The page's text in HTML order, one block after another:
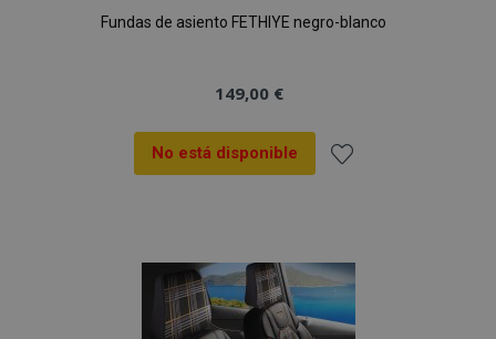
Fundas de asiento FETHIYE negro-blanco
149,00 €
No está disponible
Lista
de